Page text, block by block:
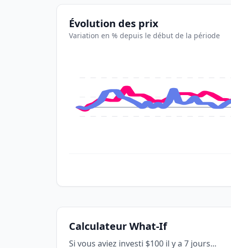
Évolution des prix
Variation en % depuis le début de la période
Calculateur What-If
Si vous aviez investi $100 il y a 7 jours...